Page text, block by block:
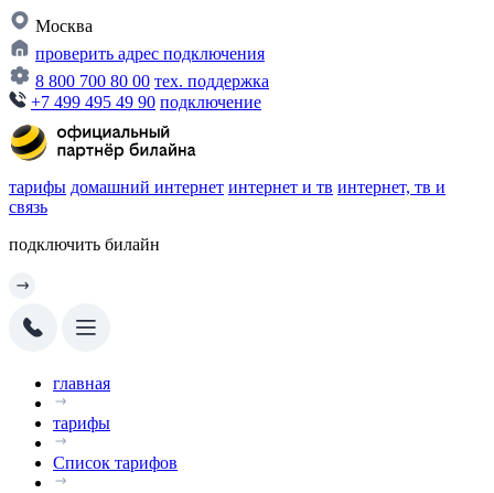
Москва
проверить адрес подключения
8 800 700 80 00 тех. поддержка
+7 499 495 49 90 подключение
тарифы домашний интернет интернет и тв интернет, тв и
связь
подключить билайн
главная
тарифы
Список тарифов